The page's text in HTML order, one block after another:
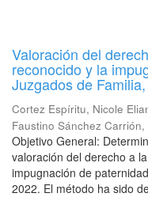
Valoración del
reconocido y la
Juzgados de
Cortez Espíritu, Nicole
Faustino Sánchez Carrión,
Objetivo General:
valoración del derecho a
impugnación de
2022. El método ha sido